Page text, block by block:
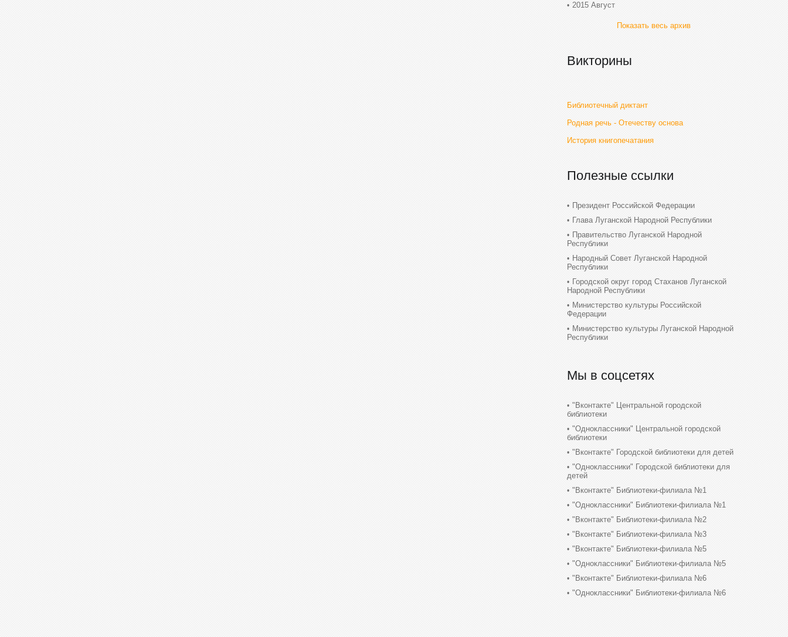
2015 Август
Показать весь архив
Викторины
Библиотечный диктант
Родная речь - Отечеству основа
История книгопечатания
Полезные ссылки
Президент Российской Федерации
Глава Луганской Народной Республики
Правительство Луганской Народной
Республики
Народный Совет Луганской Народной
Республики
Городской округ город Стаханов Луганской
Народной Республики
Министерство культуры Российской
Федерации
Министерство культуры Луганской Народной
Республики
Мы в соцсетях
"Вконтакте" Центральной городской
библиотеки
"Одноклассники" Центральной городской
библиотеки
"Вконтакте" Городской библиотеки для детей
"Одноклассники" Городской библиотеки для
детей
"Вконтакте" Библиотеки-филиала №1
"Одноклассники" Библиотеки-филиала №1
"Вконтакте" Библиотеки-филиала №2
"Вконтакте" Библиотеки-филиала №3
"Вконтакте" Библиотеки-филиала №5
"Одноклассники" Библиотеки-филиала №5
"Вконтакте" Библиотеки-филиала №6
"Одноклассники" Библиотеки-филиала №6